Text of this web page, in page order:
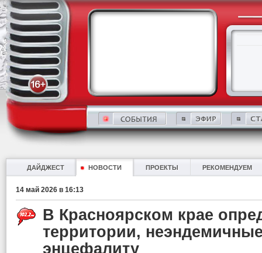
ДАЙДЖЕСТ НОВОСТИ ПРОЕКТЫ РЕКОМЕНДУЕМ
14 май 2026 в 16:13
В Красноярском крае
территории,
энцефалиту